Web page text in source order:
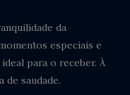
da
especiais e
para o receber. À
de saudade.